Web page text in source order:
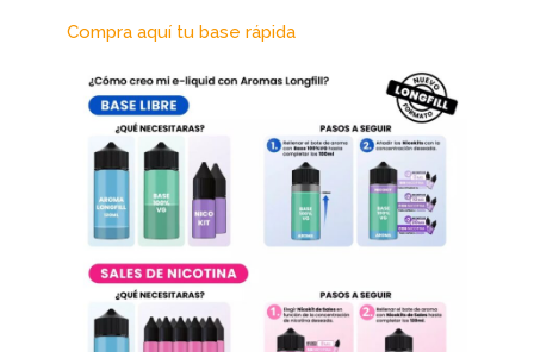
Compra aquí tu base rápida